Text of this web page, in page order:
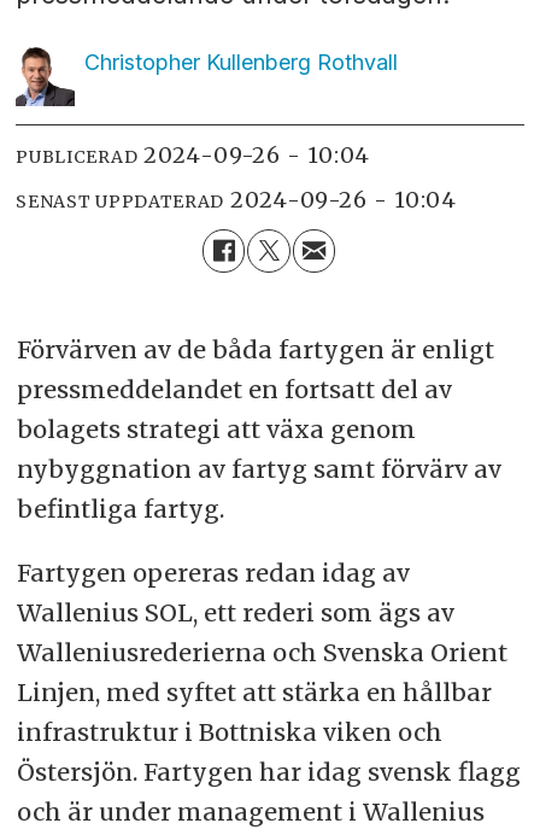
Christopher Kullenberg Rothvall
PUBLICERAD 2024-09-26 - 10:04
SENAST UPPDATERAD 2024-09-26 - 10:04
Förvärven av de båda fartygen är enligt
pressmeddelandet en fortsatt del av
bolagets strategi att växa genom
nybyggnation av fartyg samt förvärv av
befintliga fartyg.
Fartygen opereras redan idag av
Wallenius SOL, ett rederi som ägs av
Walleniusrederierna och Svenska Orient
Linjen, med syftet att stärka en hållbar
infrastruktur i Bottniska viken och
Östersjön. Fartygen har idag svensk flagg
och är under management i Wallenius